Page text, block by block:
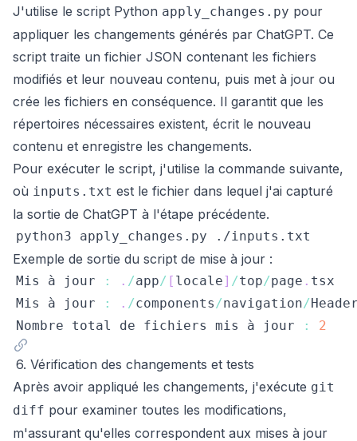
J'utilise le script Python apply_changes.py pour
appliquer les changements générés par ChatGPT. Ce
script traite un fichier JSON contenant les fichiers
modifiés et leur nouveau contenu, puis met à jour ou
crée les fichiers en conséquence. Il garantit que les
répertoires nécessaires existent, écrit le nouveau
contenu et enregistre les changements.
Pour exécuter le script, j'utilise la commande suivante,
où inputs.txt est le fichier dans lequel j'ai capturé
la sortie de ChatGPT à l'étape précédente.
Exemple de sortie du script de mise à jour :
Mis à jour : . /app/ [ locale] /top/page . tsx
Mis
à jour : . /components/navigation/
Nombre total de fichiers mis à jour : 2
6. Vérification des changements et tests
Après avoir appliqué les changements, j'exécute git
diff pour examiner toutes les modifications,
m'assurant qu'elles correspondent aux mises à jour